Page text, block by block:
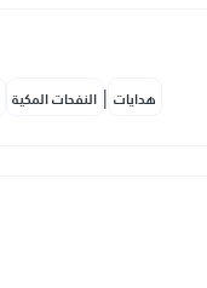
النفحات المكية | هدايات